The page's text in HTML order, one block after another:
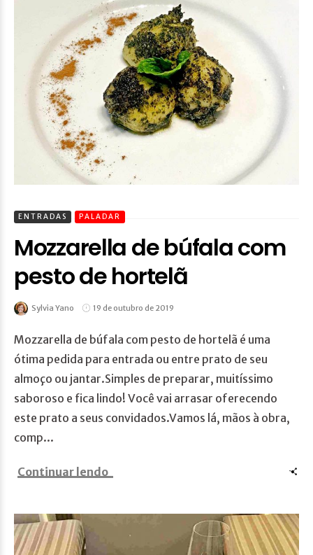
ENTRADAS PALADAR
Mozzarella de búfala com
pesto de hortelã
Sylvia Yano 19 de outubro de 2019
Mozzarella de búfala com pesto de hortelã é uma
ótima pedida para entrada ou entre prato de seu
almoço ou jantar.Simples de preparar, muitíssimo
saboroso e fica lindo! Você vai arrasar oferecendo
este prato a seus convidados.Vamos lá, mãos à obra,
comp...
Continuar lendo